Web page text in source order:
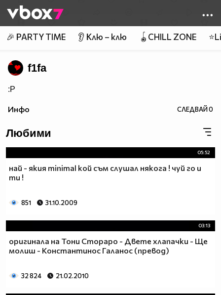
👾
🎉 PARTY TIME 👂 Клю – клю 🪀CHILL ZONE
f1fa
:P
Инфо СЛЕДВАЙ0
Любими
05:52
най - якия minimal кой съм слушал някога ! чуй го и
ти !
851 31.10.2009
03:13
оригинала на Тони Стораро - Двете хлапачки - Ще
молиш - Константинос Галанос (превод)
32 824 21.02.2010